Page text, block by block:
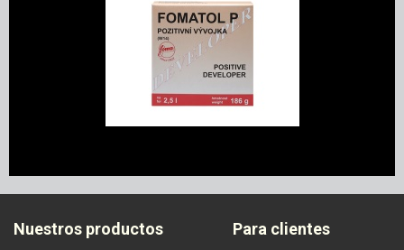
Nuestros productos Para clientes